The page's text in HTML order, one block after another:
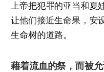
上帝把犯罪的亚当和夏
让他们接近生命果，安
生命树的道路。
藉着流血的祭，而被